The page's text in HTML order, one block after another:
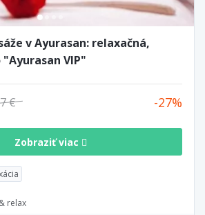
v Ayurasan: relaxačná,
VIP"
€ 27
Zobraziť viac
relax